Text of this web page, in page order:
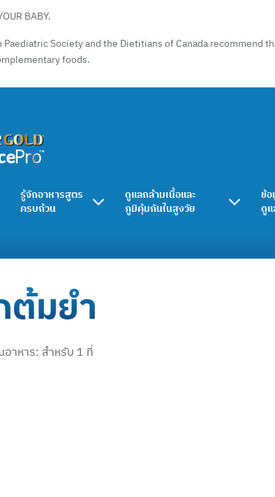
BABY.
Paediatric Society and the Dietitians of Canada
foods.
รู้จักอาหารสูตร
ครบถ้วน
ดูแลกล้ามเนื้อและ
ภูมิคุ้มกันในสูงวัย
ข้อ
ดู
ต้มยำ
าหาร: สำหรับ 1 ที่